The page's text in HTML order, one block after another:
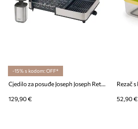
-15% s kodom: OFF*
Cjedilo za posuđe Joseph Joseph Rethink Your Sink
129,90 € 52,90 €